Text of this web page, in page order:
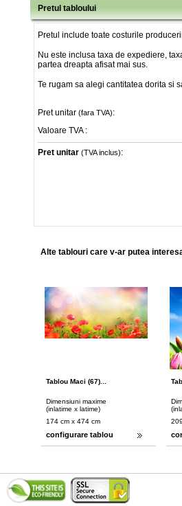
Pretul tabloului
Pretul include toate costurile
Nu este inclusa taxa de expediere,
partea dreapta afisat mai sus.
Te rugam sa alegi cantitatea dorita si
Pret unitar (fara TVA):
Valoare TVA :
Pret unitar (TVA inclus):
Alte tablouri care v-ar putea
Tablou Maci (67)...
Dimensiuni maxime
(inlatime x latime)
174 cm x 474 cm
configurare tablou